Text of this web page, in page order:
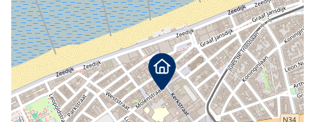
Waardebepaling